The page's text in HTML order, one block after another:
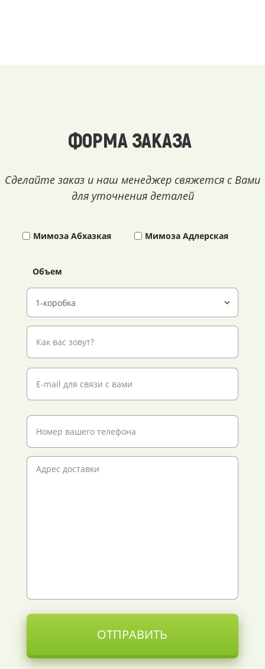
ФОРМА ЗАКАЗА
Сделайте заказ и наш менеджер свяжется с Вами
для уточнения деталей
ОТПРАВИТЬ
Мимоза Абхазкая Мимоза Адлерская
Объем